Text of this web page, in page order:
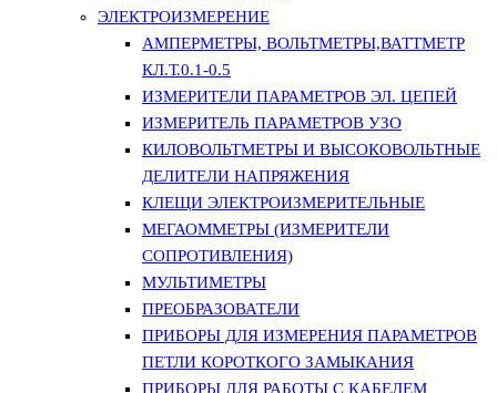
ЭЛЕКТРОИЗМЕРЕНИЕ
АМПЕРМЕТРЫ, ВОЛЬТМЕТРЫ,ВАТТМЕТР
КЛ.Т.0.1-0.5
ИЗМЕРИТЕЛИ ПАРАМЕТРОВ ЭЛ. ЦЕПЕЙ
ИЗМЕРИТЕЛЬ ПАРАМЕТРОВ УЗО
КИЛОВОЛЬТМЕТРЫ И ВЫСОКОВОЛЬТНЫЕ
ДЕЛИТЕЛИ НАПРЯЖЕНИЯ
КЛЕЩИ ЭЛЕКТРОИЗМЕРИТЕЛЬНЫЕ
МЕГАОММЕТРЫ (ИЗМЕРИТЕЛИ
СОПРОТИВЛЕНИЯ)
МУЛЬТИМЕТРЫ
ПРЕОБРАЗОВАТЕЛИ
ПРИБОРЫ ДЛЯ ИЗМЕРЕНИЯ ПАРАМЕТРОВ
ПЕТЛИ КОРОТКОГО ЗАМЫКАНИЯ
ПРИБОРЫ ДЛЯ РАБОТЫ С КАБЕЛЕМ